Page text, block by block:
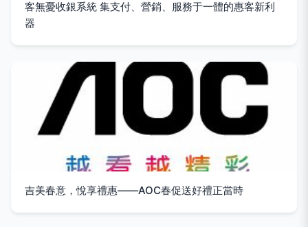
客無憂收銀系統 集支付、營銷、服務于一體的惠客新利
器
吉美春意，悅享禮惠——AOC春促送好禮正當時